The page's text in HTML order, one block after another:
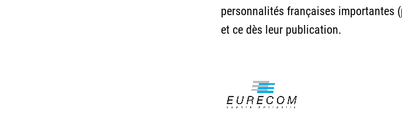
personnalités françaises importantes
et ce dès leur publication.